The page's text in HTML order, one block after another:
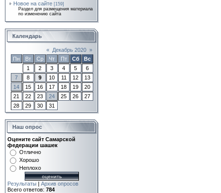
Новое на сайте [159]
Раздел для размещения материала
по изменению сайта
Календарь
« Декабрь 2020 »
Пн
Вт Ср Чт Пт Сб
Вс
1
2 3 4 5
6
7
8 9 10 11 12
13
14
15 16 17 18 19
20
21
22 23 24 25 26
27
28
29 30 31
Наш опрос
Оцените сайт Самарской
федерации шашек
Отлично
Хорошо
Неплохо
Результаты | Архив опросов
Всего ответов: 784